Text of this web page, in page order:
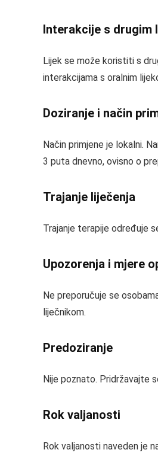
Interakcije s drugim
Lijek se može koristiti s
interakcijama s oralnim
Doziranje i način
Način primjene je lokalni.
3 puta dnevno, ovisno o
Trajanje liječenja
Trajanje terapije određuje
Upozorenja i mjere
Ne preporučuje se
liječnikom.
Predoziranje
Nije poznato. Pridržavajte
Rok valjanosti
Rok valjanosti naveden je